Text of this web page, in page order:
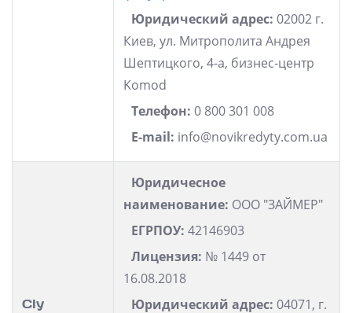
Юридический адрес: 02002 г.
Киев, ул. Митрополита Андрея
Шептицкого, 4-а, бизнес-центр
Komod
Телефон: 0 800 301 008
E-mail: info@novikredyty.com.ua
Cly
Юридичесное
наименование: ООО "ЗАЙМЕР"
ЕГРПОУ: 42146903
Лицензия: № 1449 от
16.08.2018
Юридический адрес: 04071, г.